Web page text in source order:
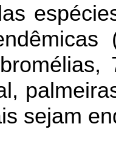
sejam